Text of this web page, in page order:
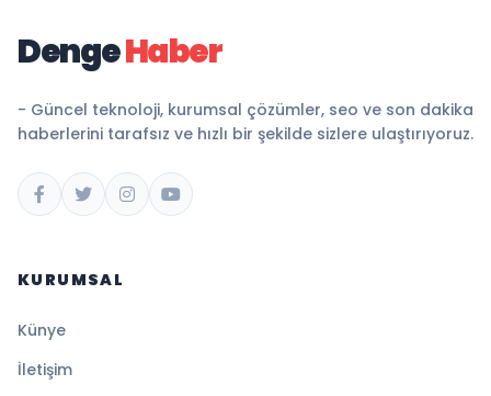
DengeHaber
- Güncel teknoloji, kurumsal çözümler, seo ve son dakika
haberlerini tarafsız ve hızlı bir şekilde sizlere ulaştırıyoruz.
KURUMSAL
Künye
İletişim